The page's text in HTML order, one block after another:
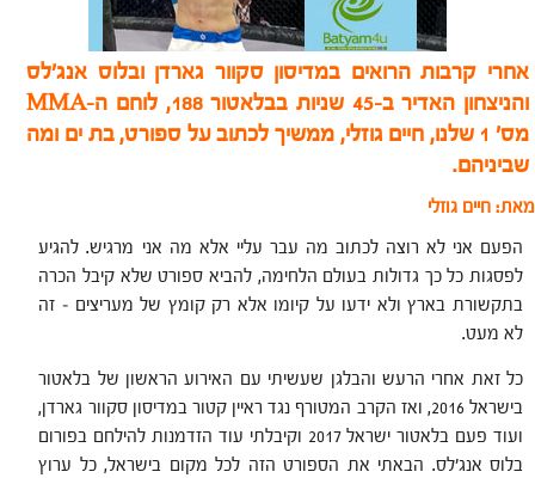
אחרי קרבות הרואים במדיסון סקוור גארדן ובלוס אנג'לס
והניצחון האדיר ב-45 שניות בבלאטור 188,
לוחם ה-MMA
מס' 1 שלנו, חיים גוזלי, ממשיך לכתוב על ספורט, בת ים ומה
שביניהם.
מאת: חיים גוזלי
הפעם אני לא רוצה לכתוב מה עבר עליי אלא מה אני מרגיש. להגיע
לפסגות כל כך גדולות בעולם הלחימה, להביא ספורט שלא קיבל הכרה
בתקשורת בארץ ולא ידעו על קיומו אלא רק קומץ של מעריצים – זה
לא מעט.
כל זאת אחרי הרעש והבלגן שעשיתי עם האירוע הראשון של בלאטור
בישראל 2016, ואז הקרב המטורף נגד ראיין קטור במדיסון סקוור גארדן,
ועוד פעם בלאטור ישראל 2017 וקיבלתי עוד הזדמנות להילחם בפורום
בלוס אנג'לס. הבאתי את הספורט הזה לכל מקום בישראל, כל ערוץ